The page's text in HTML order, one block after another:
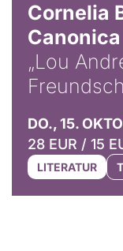
Cornelia
Canonica
„Lou
DO., 15.
28 EUR / 15
LITERATUR